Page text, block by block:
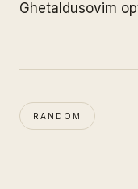
Ghetaldusovim
RANDOM